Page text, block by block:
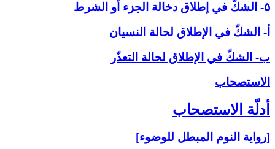
۵- الشكّ في إطلاق دخالة الجزء أو الشرط
أ- الشكّ في الإطلاق لحالة النسيان
ب- الشكّ في الإطلاق لحالة التعذّر
الاستصحاب‏
أدلّة الاستصحاب‏
[رواية النوم المبطل للوضوء]